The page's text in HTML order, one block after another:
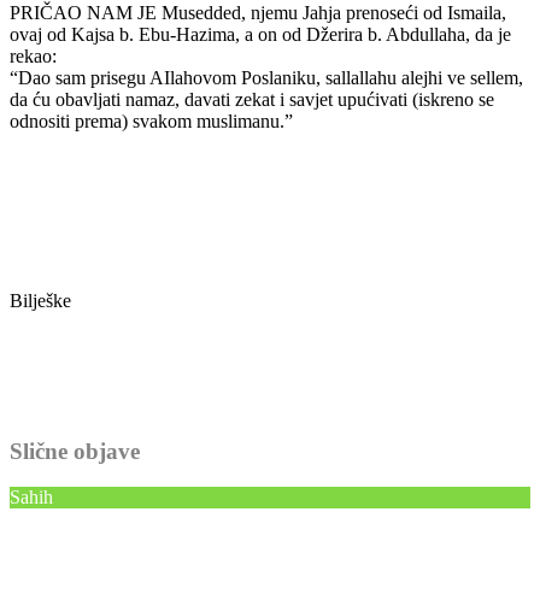
PRIČAO NAM JE Musedded, njemu Jahja prenoseći od Ismaila,
ovaj od Kajsa b. Ebu-Hazima, a on od Džerira b. Abdullaha, da je
rekao:
“Dao sam prisegu AIlahovom Poslaniku, sallallahu alejhi ve sellem,
da ću obavljati namaz, davati zekat i savjet upućivati (iskreno se
odnositi prema) svakom muslimanu.”
Bilješke
Slične objave
Sahih